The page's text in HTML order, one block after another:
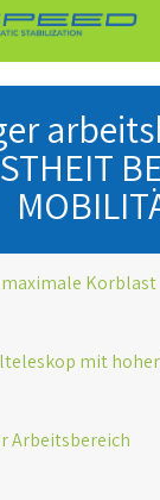
maximale Korblast
mit
Arbeitsbereich